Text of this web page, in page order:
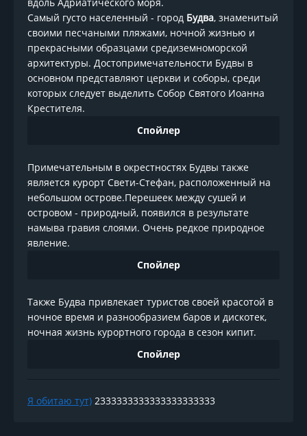
Самый густо населенный - город Будва, знаменитый
своими песчаными пляжами, ночной жизнью и
прекрасными образцами средиземноморской
архитектуры. Достопримечательности Будвы в
основном представляют церкви и соборы, среди
которых следует выделить Собор Святого Иоанна
Крестителя.
Спойлер
Примечательным в окрестностях Будвы также
является курорт Свети-Стефан, расположенный на
небольшом острове.Перешеек между сушей и
островом - природный, появился в результате
намыва гравия слоями. Очень редкое природное
явление.
Спойлер
Также Будва привлекает туристов своей красотой в
ночное время и разнообразием баров и дискотек,
ночная жизнь курортного города в сезон кипит.
Спойлер
Я обитаю тут) 2333333333333333333333